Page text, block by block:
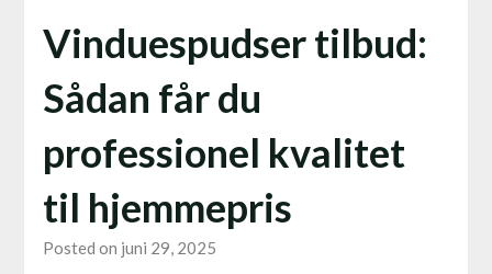
Vinduespudser tilbud:
Sådan får du
professionel kvalitet
til hjemmepris
Posted on juni 29, 2025